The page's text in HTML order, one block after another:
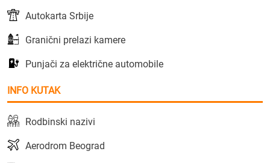
Autokarta Srbije
Granični prelazi kamere
Punjači za električne automobile
INFO KUTAK
Rodbinski nazivi
Aerodrom Beograd